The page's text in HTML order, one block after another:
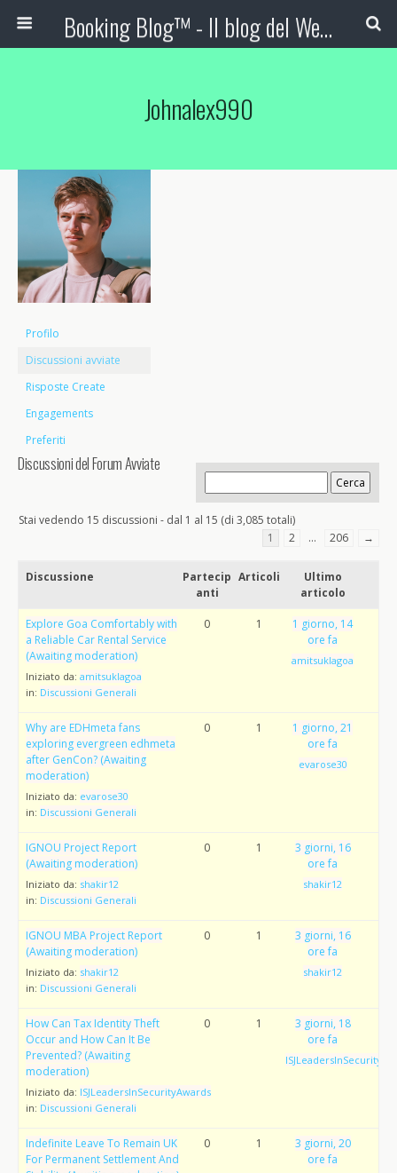
Booking Blog™ - Il blog del Web Marketing Turistico
Johnalex990
Profilo
Discussioni avviate
Risposte Create
Engagements
Preferiti
Discussioni del Forum Avviate
Stai vedendo 15 discussioni - dal 1 al 15 (di 3,085 totali)
1
2 … 206 →
Discussione
Partecip
anti
Articoli
Ultimo
articolo
Explore Goa Comfortably with
a Reliable Car Rental Service
(Awaiting moderation)
Iniziato da: amitsuklagoa
in: Discussioni Generali
0 1
1 giorno, 14
ore fa
amitsuklagoa
Why are EDHmeta fans
exploring evergreen edhmeta
after GenCon? (Awaiting
moderation)
Iniziato da: evarose30
in: Discussioni Generali
0 1
1 giorno, 21
ore fa
evarose30
IGNOU Project Report
(Awaiting moderation)
Iniziato da: shakir12
in: Discussioni Generali
0 1
3 giorni, 16
ore fa
shakir12
IGNOU MBA Project Report
(Awaiting moderation)
Iniziato da: shakir12
in: Discussioni Generali
0 1
3 giorni, 16
ore fa
shakir12
How Can Tax Identity Theft
Occur and How Can It Be
Prevented? (Awaiting
moderation)
Iniziato da: ISJLeadersInSecurityAwards
in: Discussioni Generali
0 1
3 giorni, 18
ore fa
Indefinite Leave To Remain UK
For Permanent Settlement And
0 1
3 giorni, 20
ore fa